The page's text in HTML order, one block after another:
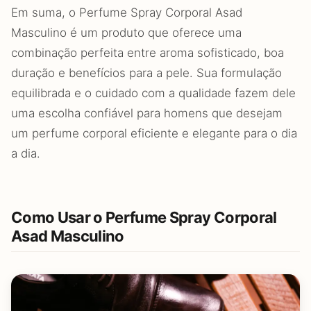
Em suma, o Perfume Spray Corporal Asad
Masculino é um produto que oferece uma
combinação perfeita entre aroma sofisticado, boa
duração e benefícios para a pele. Sua formulação
equilibrada e o cuidado com a qualidade fazem dele
uma escolha confiável para homens que desejam
um perfume corporal eficiente e elegante para o dia
a dia.
Como Usar o Perfume Spray Corporal
Asad Masculino